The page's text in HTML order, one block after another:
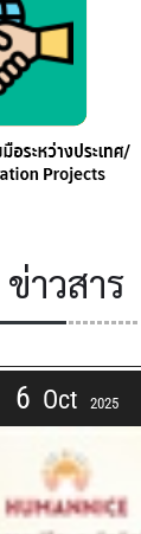
ข่าวสาร
6 Oct 2025